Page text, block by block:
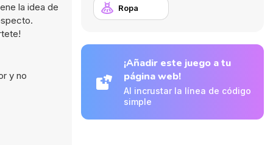
la idea de
y no
Ropa
¡Añadir este juego a tu
página web!
Al incrustar la línea de código
simple